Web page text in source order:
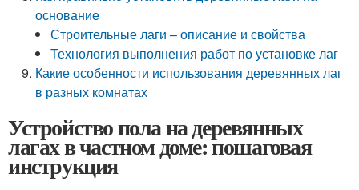
основание
Строительные лаги – описание и свойства
Технология выполнения работ по установке лаг
Какие особенности использования деревянных лаг
в разных комнатах
Устройство пола на деревянных
лагах в частном доме: пошаговая
инструкция